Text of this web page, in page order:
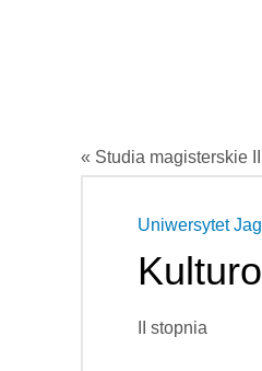
« Studia magisterskie
Uniwersytet
II stopnia